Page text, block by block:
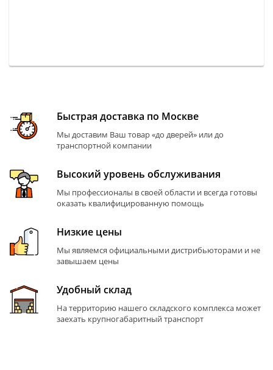
Быстрая доставка по Москве
Мы доставим Ваш товар «до дверей» или до
транспортной компании
Высокий уровень обслуживания
Мы профессионалы в своей области и всегда готовы
оказать квалифицированную помощь
Низкие цены
Мы являемся официальными дистрибьюторами и не
завышаем цены
Удобный склад
На территорию нашего складского комплекса может
заехать крупногабаритный транспорт